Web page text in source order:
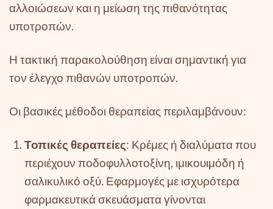
αλλοιώσεων και η μείωση της πιθανότητας
υποτροπών.
Η τακτική παρακολούθηση είναι σημαντική για
τον έλεγχο πιθανών υποτροπών.
Οι βασικές μέθοδοι θεραπείας περιλαμβάνουν:
Τοπικές θεραπείες: Κρέμες ή διαλύματα που
περιέχουν ποδοφυλλοτοξίνη, ιμικουιμόδη ή
σαλικυλικό οξύ. Εφαρμογές με ισχυρότερα
φαρμακευτικά σκευάσματα γίνονται